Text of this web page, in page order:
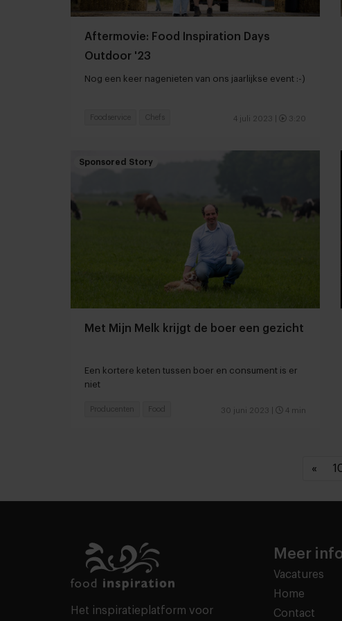
Aftermovie: Food Inspiration Days
Outdoor '23
Nog een keer nagenieten van ons jaarlijkse event :-)
4 juli 2023 3:20
Foodservice Chefs
Sponsored Story
Met Mijn Melk krijgt de boer een gezicht
Een kortere keten tussen boer en consument is er
niet
30 juni 2023 4 min
Producenten Food
«
Het inspiratieplatform voor
Meer
Vacatures
Home
Contact